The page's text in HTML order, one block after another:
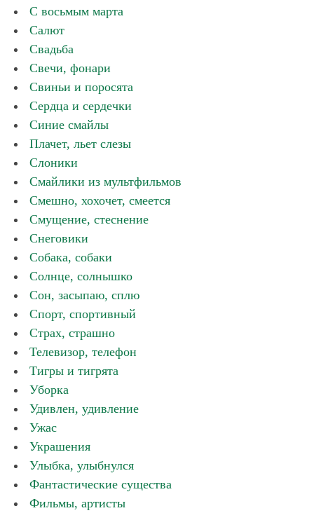
С восьмым марта
Салют
Свадьба
Свечи, фонари
Свиньи и поросята
Сердца и сердечки
Синие смайлы
Плачет, льет слезы
Слоники
Смайлики из мультфильмов
Смешно, хохочет, смеется
Смущение, стеснение
Снеговики
Собака, собаки
Солнце, солнышко
Сон, засыпаю, сплю
Спорт, спортивный
Страх, страшно
Телевизор, телефон
Тигры и тигрята
Уборка
Удивлен, удивление
Ужас
Украшения
Улыбка, улыбнулся
Фантастические существа
Фильмы, артисты